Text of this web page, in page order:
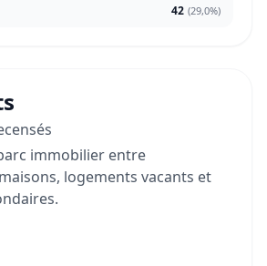
42 (29,0%)
immobilier entre
logements vacants et